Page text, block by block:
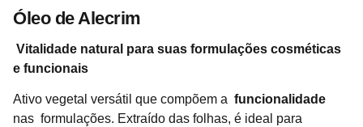
Óleo de Alecrim
Vitalidade natural para suas formulações cosméticas
e funcionais
Ativo vegetal versátil que compõem a funcionalidade
nas formulações. Extraído das folhas, é ideal para